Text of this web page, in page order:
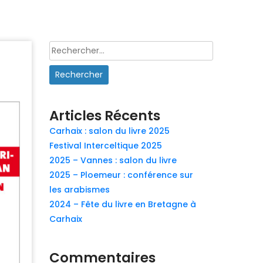
Rechercher :
Articles Récents
Carhaix : salon du livre 2025
Festival Interceltique 2025
2025 – Vannes : salon du livre
2025 – Ploemeur : conférence sur
les arabismes
2024 – Fête du livre en Bretagne à
Carhaix
Commentaires